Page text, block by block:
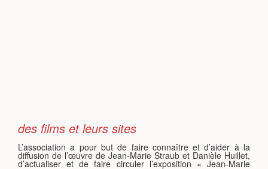
des films et leurs sites
L’association a pour but de faire connaître et d’aider à la
diffusion de l’œuvre de Jean-Marie Straub et Danièle Huillet,
d’actualiser et de faire circuler l’exposition « Jean-Marie